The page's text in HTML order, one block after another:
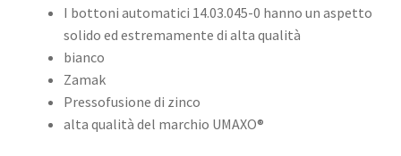
I bottoni automatici 14.03.045-0 hanno un aspetto
solido ed estremamente di alta qualità
bianco
Zamak
Pressofusione di zinco
alta qualità del marchio UMAXO®